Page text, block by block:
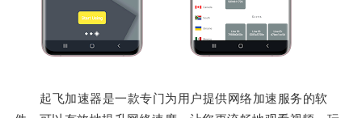
起飞加速器是一款专门为用户提供网络加速服务的软